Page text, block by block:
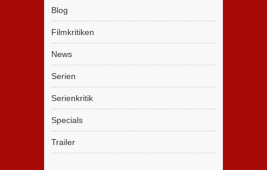
Blog
Filmkritiken
News
Serien
Serienkritik
Specials
Trailer